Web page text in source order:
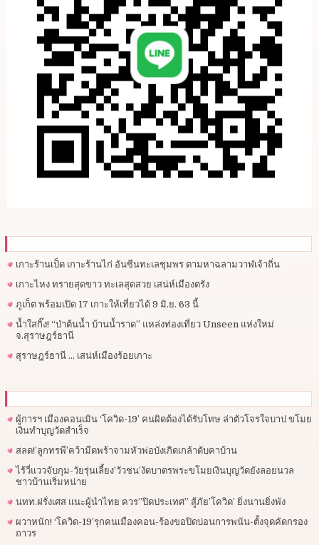
เกาะร้านเป็ด เกาะร้านไก่ อันซีนทะเลชุมพร ตามหาฉลามวาฬเจ้าถิ่น
เกาะไหง ทรายสุดขาว ทะเลสุดสวย เสน่ห์เมืองตรัง
ภูเก็ต พร้อมเปิด 17 เกาะให้เที่ยวได้ 9 มิ.ย. 63 นี้
น้ำใสกิ๊ง! “ป่าต้นน้ำ บ้านน้ำราด” แหล่งท่องเที่ยว Unseen แห่งใหม่
จ.สุราษฎร์ธานี
สุราษฎร์ธานี … เสน่ห์เมืองร้อยเกาะ
ผู้การฯ​ เมืองคอนเมิน ‘โควิด-19’ คนผิดต้องได้รับโทษ ล่าตัวโจรใจบาป ขโมย
เงินทำบุญวัดสำเร็จ
สลด!’ลูกทรพี’คว้ามีดพร้าจามหัวพ่อบังเกิดเกล้าดับคาบ้าน
ไร้วี่แววจับกุม-วัยรุ่นเลี้ยง’วัวชน’งัดบาตรพระขโมยเงินบุญวัดยังลอยนวล
ชาวบ้านเริ่มหน่าย
นทท.ฝรั่งเศส แนะผู้นำไทย ควร”ปิดประเทศ” สู้ภัย’โควิด’ ยิ่งนานยิ่งพัง
ผวาหนัก! ‘โควิด-19’รุกคนเมืองคอน-ร้องขอปิดบ่อนการพนัน-ตั้งจุดคัดกรอง
ถาวร